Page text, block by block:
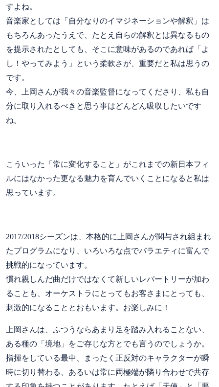
すよね。
音楽家としては「自分なりのイマジネーションや解釈」は
もちろんあったうえで、たとえ自らの解釈とは異なるもの
を提示されたとしても、そこに意味があるのであれば「よ
し！やってみよう」という柔軟さが、重要だと私は思うの
です。
今、上岡さんが我々の音楽監督になってくださり、私も自
分に取り入れるべきと思う事はどんどん吸収したいです
ね。
こういった「常に変化すること」がこれまでの新日本フィ
ルにはなかった更なる魅力を育んでいくことになると私は
思っています。
2017/2018シーズンは、本格的に上岡さんが関与され組まれ
たプログラムになり、いろいろな点でバラエティに富んで
挑戦的になっています。
慣れ親しんだ曲だけではなくて新しいレパートリーが加わ
ることも、オーケストラにとってもお客さまにとっても、
刺激的になることとおもいます。お楽しみに！
上岡さんは、ふつうならあまり足を踏み入れることない、
ある種の「境地」をご存じな方とでも言うのでしょうか。
指揮をしている最中、まったく正反対のキャラクターが瞬
時に切り替わる、あるいは常に両極端が隣り合わせで共存